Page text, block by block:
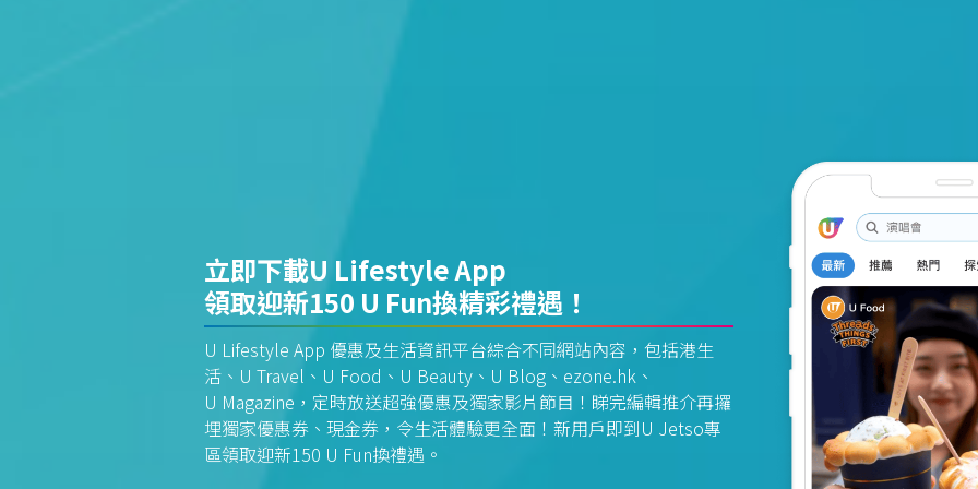
立即下載U Lifestyle App
領取迎新150 U Fun換精彩禮遇！
U Lifestyle App 優惠及生活資訊平台綜合不同網站內容，包括港生
活、U Travel、U Food、U Beauty、U Blog、ezone.hk、
U Magazine，定時放送超強優惠及獨家影片節目！睇完編輯推介再攞
埋獨家優惠券、現金券，令生活體驗更全面！新用戶即到U Jetso專
區領取迎新150 U Fun換禮遇。